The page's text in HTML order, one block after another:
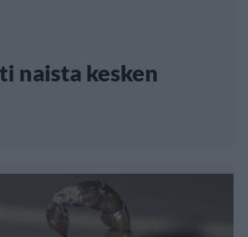
naista kesken